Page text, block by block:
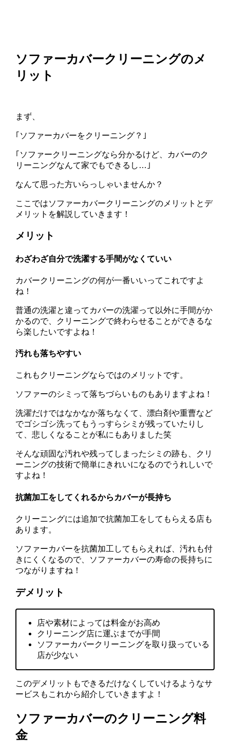
ソファーカバークリーニングのメ
リット
まず、
｢ソファーカバーをクリーニング？｣
｢ソファークリーニングなら分かるけど、カバーのク
リーニングなんて家でもできるし…｣
なんて思った方いらっしゃいませんか？
ここではソファーカバークリーニングのメリットとデ
メリットを解説していきます！
メリット
わざわざ自分で洗濯する手間がなくていい
カバークリーニングの何が一番いいってこれですよ
ね！
普通の洗濯と違ってカバーの洗濯って以外に手間がか
かるので、クリーニングで終わらせることができるな
ら楽したいですよね！
汚れも落ちやすい
これもクリーニングならではのメリットです。
ソファーのシミって落ちづらいものもありますよね！
洗濯だけではなかなか落ちなくて、漂白剤や重曹など
でゴシゴシ洗ってもうっすらシミが残っていたりし
て、悲しくなることが私にもありました笑
そんな頑固な汚れや残ってしまったシミの跡も、クリ
ーニングの技術で簡単にきれいになるのでうれしいで
すよね！
抗菌加工をしてくれるからカバーが長持ち
クリーニングには追加で抗菌加工をしてもらえる店も
あります。
ソファーカバーを抗菌加工してもらえれば、汚れも付
きにくくなるので、ソファーカバーの寿命の長持ちに
つながりますね！
デメリット
店や素材によっては料金がお高め
クリーニング店に運ぶまでが手間
ソファーカバークリーニングを取り扱っている
店が少ない
このデメリットもできるだけなくしていけるようなサ
ービスもこれから紹介していきますよ！
ソファーカバーのクリーニング料
金